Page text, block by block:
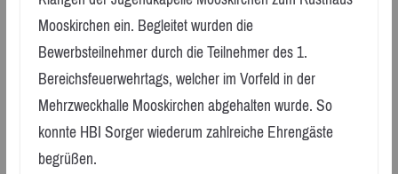
Mooskirchen ein. Begleitet wurden die
Bewerbsteilnehmer durch die Teilnehmer des 1.
Bereichsfeuerwehrtags, welcher im Vorfeld in der
Mehrzweckhalle Mooskirchen abgehalten wurde. So
konnte HBI Sorger wiederum zahlreiche Ehrengäste
begrüßen.